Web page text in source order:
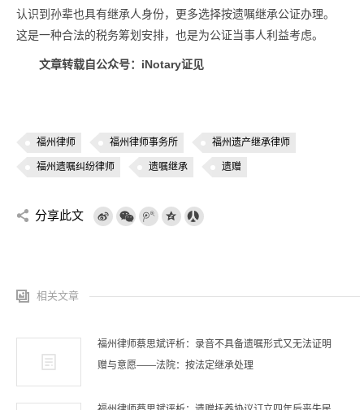
认识到孙辈也具有继承人身份，更多选择按遗嘱继承公证办理。
这是一种合法的税务筹划安排，也是为公证当事人利益考虑。
文章转载自公众号：iNotary证见
福州律师 福州律师事务所 福州遗产继承律师
福州遗嘱纠纷律师 遗嘱继承 遗赠
分享此文
相关文章
福州律师蔡思斌评析：录音不具备遗嘱形式又无法证明
赠与意愿——法院：按法定继承处理